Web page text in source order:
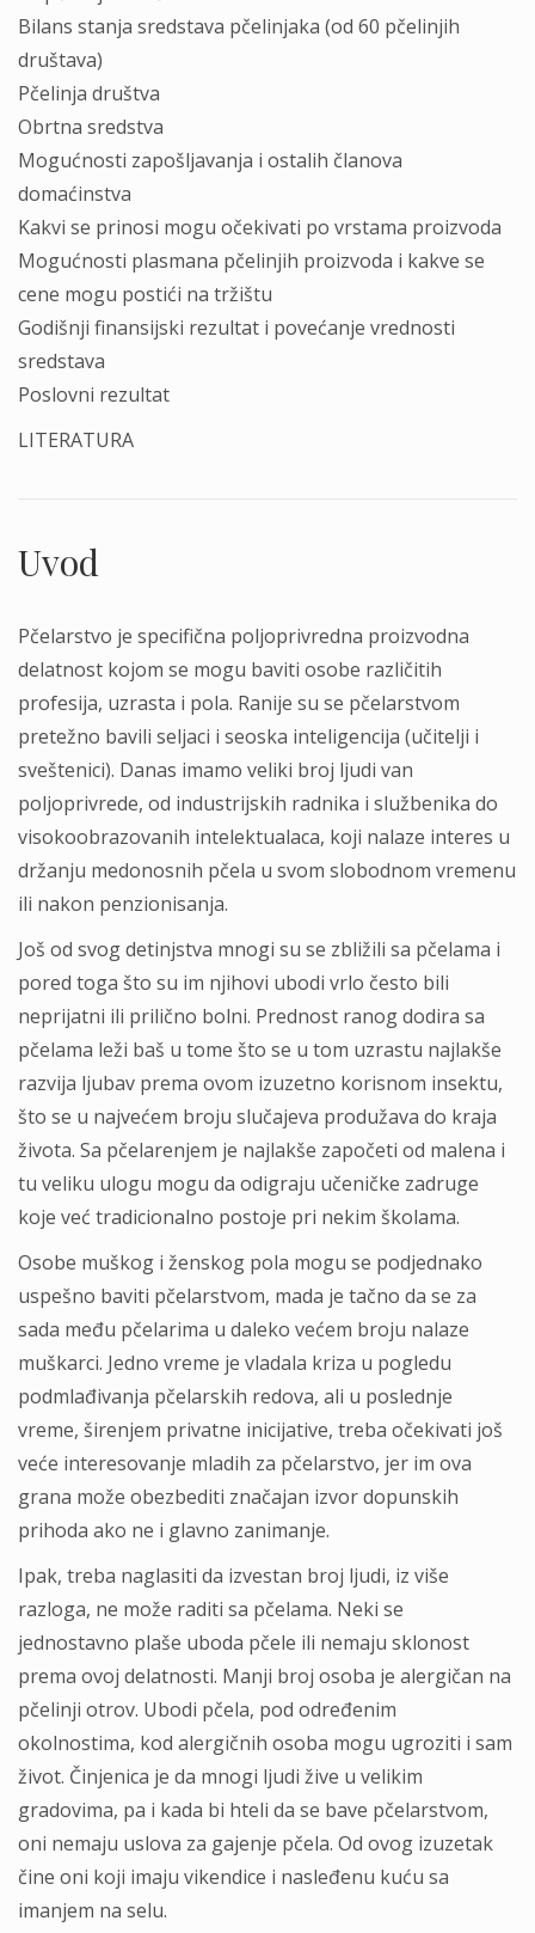
Bilans stanja sredstava pčelinjaka (od 60 pčelinjih
društava)
Pčelinja društva
Obrtna sredstva
Mogućnosti zapošljavanja i ostalih članova
domaćinstva
Kakvi se prinosi mogu očekivati po vrstama proizvoda
Mogućnosti plasmana pčelinjih proizvoda i kakve se
cene mogu postići na tržištu
Godišnji finansijski rezultat i povećanje vrednosti
sredstava
Poslovni rezultat
LITERATURA
Uvod
Pčelarstvo je specifična poljoprivredna proizvodna
delatnost kojom se mogu baviti osobe različitih
profesija, uzrasta i pola. Ranije su se pčelarstvom
pretežno bavili seljaci i seoska inteligencija (učitelji i
sveštenici). Danas imamo veliki broj ljudi van
poljoprivrede, od industrijskih radnika i službenika do
visokoobrazovanih intelektualaca, koji nalaze interes u
držanju medonosnih pčela u svom slobodnom vremenu
ili nakon penzionisanja.
Još od svog detinjstva mnogi su se zbližili sa pčelama i
pored toga što su im njihovi ubodi vrlo često bili
neprijatni ili prilično bolni. Prednost ranog dodira sa
pčelama leži baš u tome što se u tom uzrastu najlakše
razvija ljubav prema ovom izuzetno korisnom insektu,
što se u najvećem broju slučajeva produžava do kraja
života. Sa pčelarenjem je najlakše započeti od malena i
tu veliku ulogu mogu da odigraju učeničke zadruge
koje već tradicionalno postoje pri nekim školama.
Osobe muškog i ženskog pola mogu se podjednako
uspešno baviti pčelarstvom, mada je tačno da se za
sada među pčelarima u daleko većem broju nalaze
muškarci. Jedno vreme je vladala kriza u pogledu
podmlađivanja pčelarskih redova, ali u poslednje
vreme, širenjem privatne inicijative, treba očekivati još
veće interesovanje mladih za pčelarstvo, jer im ova
grana može obezbediti značajan izvor dopunskih
prihoda ako ne i glavno zanimanje.
Ipak, treba naglasiti da izvestan broj ljudi, iz više
razloga, ne može raditi sa pčelama. Neki se
jednostavno plaše uboda pčele ili nemaju sklonost
prema ovoj delatnosti. Manji broj osoba je alergičan na
pčelinji otrov. Ubodi pčela, pod određenim
okolnostima, kod alergičnih osoba mogu ugroziti i sam
život. Činjenica je da mnogi ljudi žive u velikim
gradovima, pa i kada bi hteli da se bave pčelarstvom,
oni nemaju uslova za gajenje pčela. Od ovog izuzetak
čine oni koji imaju vikendice i nasleđenu kuću sa
imanjem na selu.